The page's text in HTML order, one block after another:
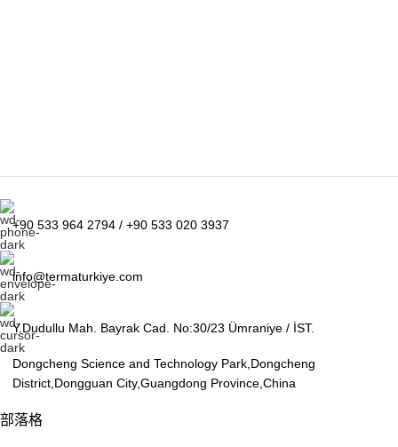
+90 533 964 2794 / +90 533 020 3937
info@termaturkiye.com
Y.Dudullu Mah. Bayrak Cad. No:30/23 Ümraniye / İST.
Dongcheng Science and Technology Park,Dongcheng
District,Dongguan City,Guangdong Province,China
部落格